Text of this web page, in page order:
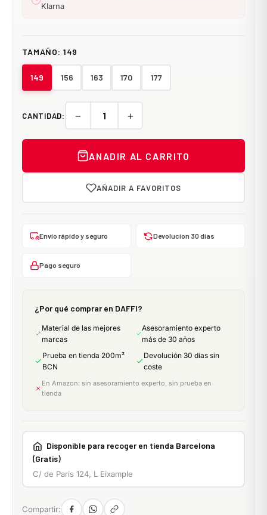
Klarna
TAMAÑO: 149
149 156 163 170 177
CANTIDAD: − +
ANADIR AL CARRITO
AÑADIR A FAVORITOS
Envío rápido y seguro Devolucion 30 dias
Pago seguro
¿Por qué comprar en DAFFI?
Material de las mejores
marcas
Asesoramiento experto
más de 30 años
Prueba en tienda 200m²
BCN
Devolución 30 días sin
coste
En Amazon: sin asesoramiento experto, sin prueba en
tienda
Disponible para recoger en tienda Barcelona
(Gratis)
C/ de Paris 124, L Eixample
Compartir: